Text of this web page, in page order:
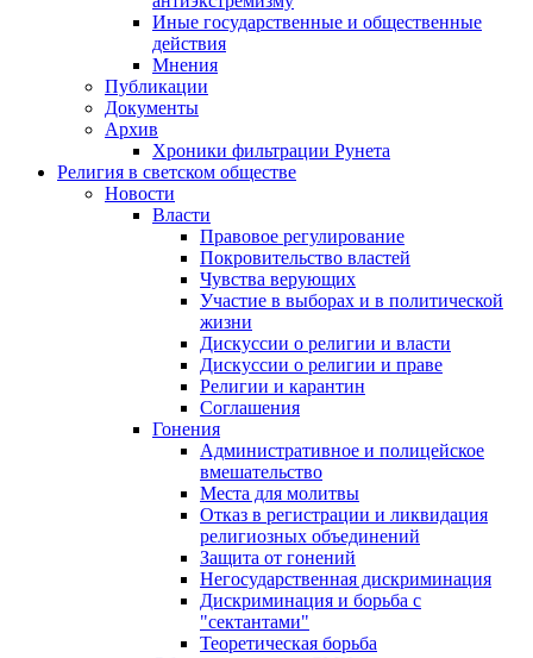
Иные государственные и общественные
действия
Мнения
Публикации
Документы
Архив
Хроники фильтрации Рунета
Религия в светском обществе
Новости
Власти
Правовое регулирование
Покровительство властей
Чувства верующих
Участие в выборах и в политической
жизни
Дискуссии о религии и власти
Дискуссии о религии и праве
Религии и карантин
Соглашения
Гонения
Административное и полицейское
вмешательство
Места для молитвы
Отказ в регистрации и ликвидация
религиозных объединений
Защита от гонений
Негосударственная дискриминация
Дискриминация и борьба с
"сектантами"
Теоретическая борьба